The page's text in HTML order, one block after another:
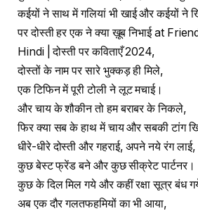
कईयों ने साथ में गलियां भी खाई और कईयों ने
पर दोस्ती हर एक ने क्या ख़ूब निभाई at
Hindi | दोस्ती पर कविताएँ 2024,
दोस्तों के नाम पर सारे भुक्कड़ ही मिले,
एक टिफिन में पूरी टोली ने लूट मचाई।
और चाय के शौकीन तो हम बराबर के निकले,
फिर क्या सब के हाथ में चाय और सबकी टांग
धीरे-धीरे दोस्ती और गहराई, अपने नये रंग लाई,
कुछ बेस्ट फ्रेंड बने और कुछ सीक्रेट पार्टनर।
कुछ के दिल मिल गये और कहीं रक्षा सूत्र बंध
अब एक दौर गलतफहमियों का भी आया,